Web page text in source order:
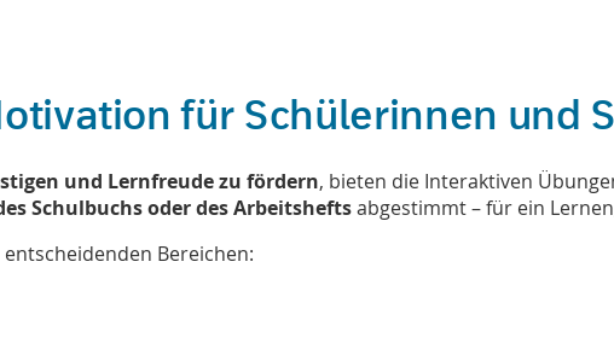
für Schülerinnen und
und Lernfreude zu fördern, bieten die Interaktiven
Schulbuchs oder des Arbeitsheftsabgestimmt – für ein
Bereichen: